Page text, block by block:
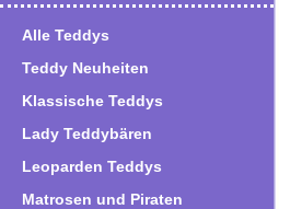
Alle Teddys
Teddy Neuheiten
Klassische Teddys
Lady Teddybären
Leoparden Teddys
Matrosen und Piraten